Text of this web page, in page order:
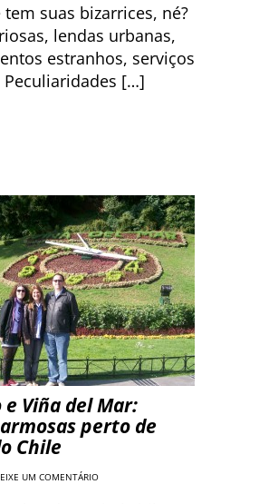
suas bizarrices, né?
lendas urbanas,
estranhos, serviços
[…]
e Viña del Mar:
perto de
Chile
UM COMENTÁRIO